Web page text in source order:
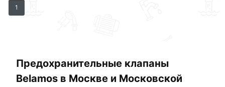
1
Предохранительные клапаны
Belamos в Москве и Московской